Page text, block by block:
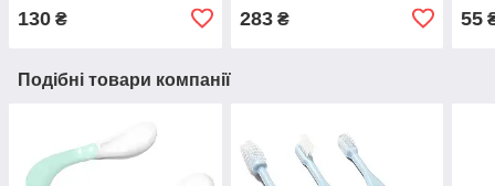
130 ₴ 283₴ 55
Подібні товари компанії